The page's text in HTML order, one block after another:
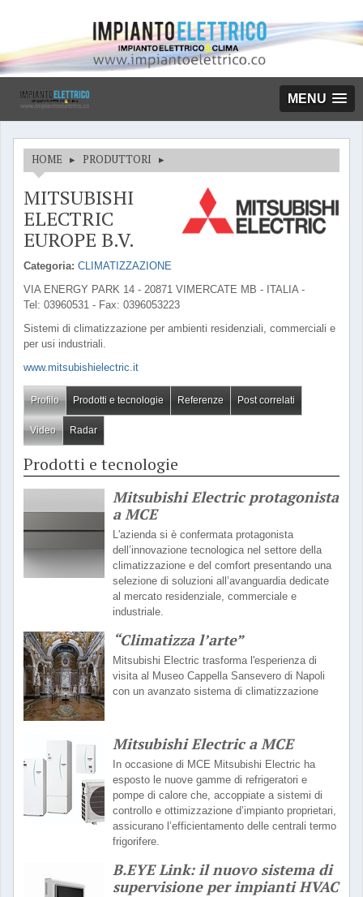
MENU
HOME ▸ PRODUTTORI ▸
MITSUBISHI
ELECTRIC
EUROPE B.V.
Categoria: CLIMATIZZAZIONE
VIA ENERGY PARK 14 - 20871 VIMERCATE MB - ITALIA -
Tel: 03960531 - Fax: 0396053223
Sistemi di climatizzazione per ambienti residenziali, commerciali e
per usi industriali.
www.mitsubishielectric.it
Profilo Prodotti e tecnologie Referenze Post correlati
Video Radar
Prodotti e tecnologie
Mitsubishi Electric protagonista
a MCE
L'azienda si è confermata protagonista
dell’innovazione tecnologica nel settore della
climatizzazione e del comfort presentando una
selezione di soluzioni all’avanguardia dedicate
al mercato residenziale, commerciale e
industriale.
“Climatizza l’arte”
Mitsubishi Electric trasforma l'esperienza di
visita al Museo Cappella Sansevero di Napoli
con un avanzato sistema di climatizzazione
Mitsubishi Electric a MCE
In occasione di MCE Mitsubishi Electric ha
esposto le nuove gamme di refrigeratori e
pompe di calore che, accoppiate a sistemi di
controllo e ottimizzazione d’impianto proprietari,
assicurano l’efficientamento delle centrali termo
frigorifere.
B.EYE Link: il nuovo sistema di
supervisione per impianti HVAC